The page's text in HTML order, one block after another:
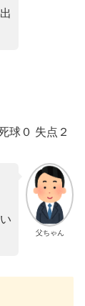
球０ 失点２
父ちゃん